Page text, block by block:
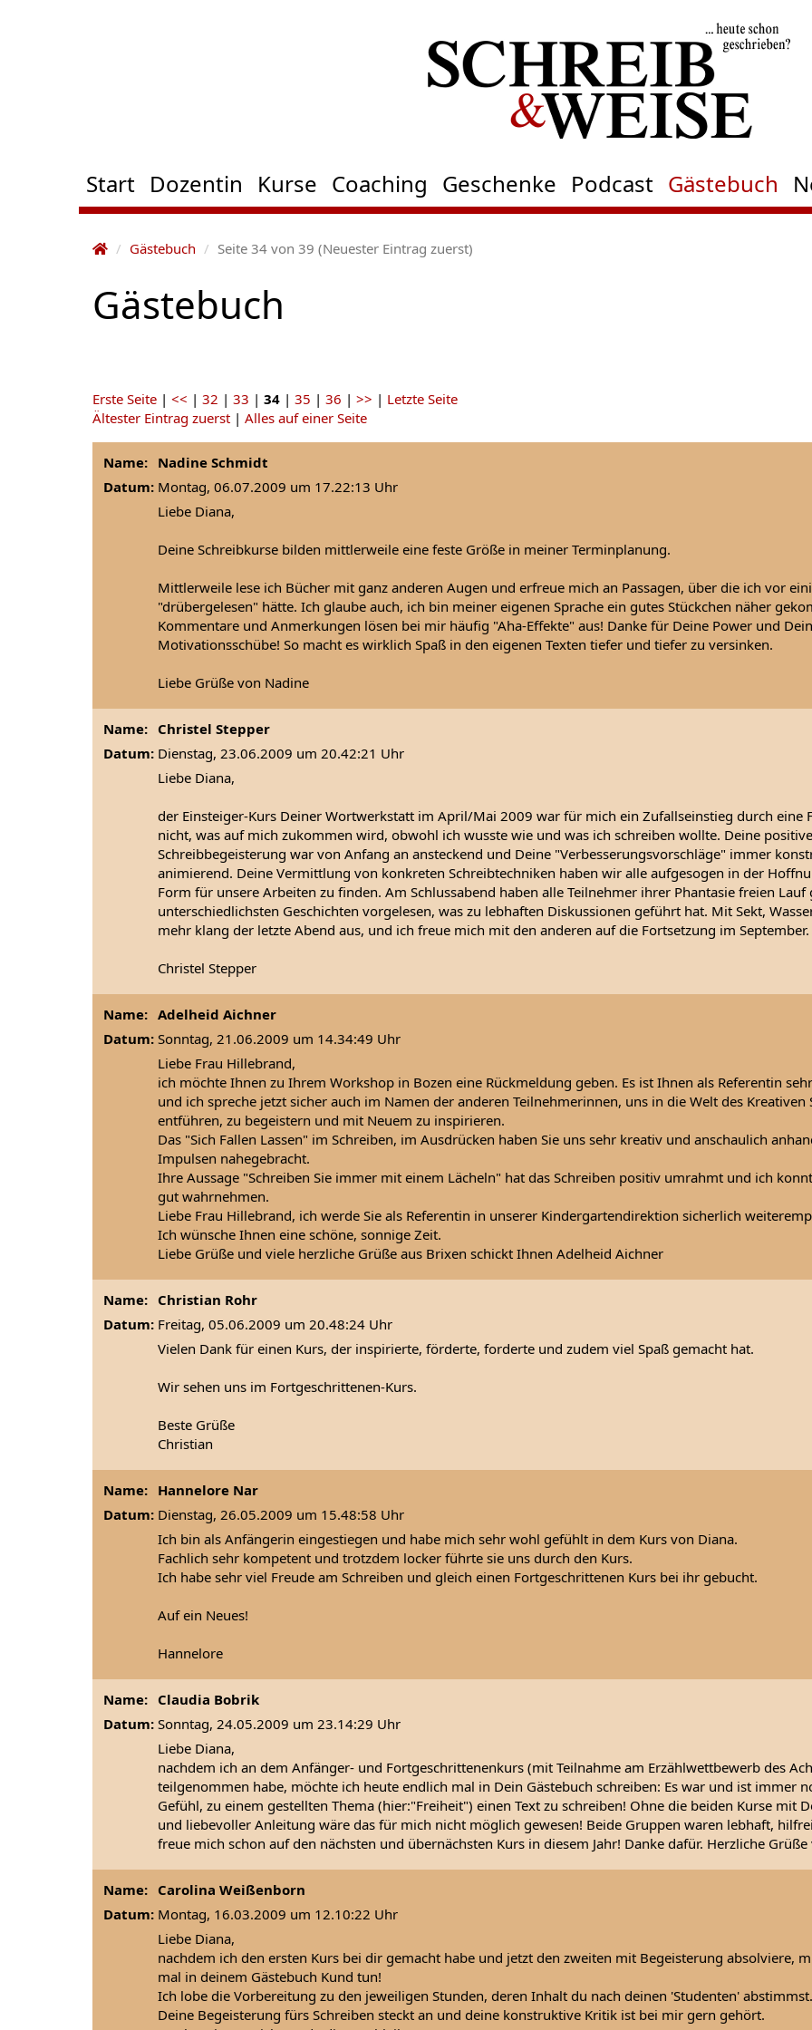
Start Dozentin Kurse Coaching Geschenke Podcast Gästebuch
Gästebuch Seite 34 von 39 (Neuester Eintrag zuerst)
Gästebuch
Erste Seite | << | 32 | 33 | 34 | 35 | 36 | >> | Letzte Seite
Ältester Eintrag zuerst | Alles auf einer Seite
Name: Nadine Schmidt
Datum: Montag, 06.07.2009 um 17.22:13 Uhr
Liebe Diana,
Deine Schreibkurse bilden mittlerweile eine feste Größe in meiner Terminplanung.
Mittlerweile lese ich Bücher mit ganz anderen Augen und erfreue mich an Passagen, über die ich vor
"drübergelesen" hätte. Ich glaube auch, ich bin meiner eigenen Sprache ein gutes Stückchen näher
Kommentare und Anmerkungen lösen bei mir häufig "Aha-Effekte" aus! Danke für Deine Power und
Motivationsschübe! So macht es wirklich Spaß in den eigenen Texten tiefer und tiefer zu versinken.
Liebe Grüße von Nadine
Name: Christel Stepper
Datum: Dienstag, 23.06.2009 um 20.42:21 Uhr
Liebe Diana,
der Einsteiger-Kurs Deiner Wortwerkstatt im April/Mai 2009 war für mich ein Zufallseinstieg durch eine
nicht, was auf mich zukommen wird, obwohl ich wusste wie und was ich schreiben wollte. Deine positive
Schreibbegeisterung war von Anfang an ansteckend und Deine "Verbesserungsvorschläge" immer
animierend. Deine Vermittlung von konkreten Schreibtechniken haben wir alle aufgesogen in der
Form für unsere Arbeiten zu finden. Am Schlussabend haben alle Teilnehmer ihrer Phantasie freien Lauf
unterschiedlichsten Geschichten vorgelesen, was zu lebhaften Diskussionen geführt hat. Mit Sekt,
mehr klang der letzte Abend aus, und ich freue mich mit den anderen auf die Fortsetzung im September.
Christel Stepper
Name: Adelheid Aichner
Datum: Sonntag, 21.06.2009 um 14.34:49 Uhr
Liebe Frau Hillebrand,
ich möchte Ihnen zu Ihrem Workshop in Bozen eine Rückmeldung geben. Es ist Ihnen als Referentin
und ich spreche jetzt sicher auch im Namen der anderen Teilnehmerinnen, uns in die Welt des Kreativen
entführen, zu begeistern und mit Neuem zu inspirieren.
Das "Sich Fallen Lassen" im Schreiben, im Ausdrücken haben Sie uns sehr kreativ und anschaulich
Impulsen nahegebracht.
Ihre Aussage "Schreiben Sie immer mit einem Lächeln" hat das Schreiben positiv umrahmt und ich
gut wahrnehmen.
Liebe Frau Hillebrand, ich werde Sie als Referentin in unserer Kindergartendirektion sicherlich
Ich wünsche Ihnen eine schöne, sonnige Zeit.
Liebe Grüße und viele herzliche Grüße aus Brixen schickt Ihnen Adelheid Aichner
Name: Christian Rohr
Datum: Freitag, 05.06.2009 um 20.48:24 Uhr
Vielen Dank für einen Kurs, der inspirierte, förderte, forderte und zudem viel Spaß gemacht hat.
Wir sehen uns im Fortgeschrittenen-Kurs.
Beste Grüße
Christian
Name: Hannelore Nar
Datum: Dienstag, 26.05.2009 um 15.48:58 Uhr
Ich bin als Anfängerin eingestiegen und habe mich sehr wohl gefühlt in dem Kurs von Diana.
Fachlich sehr kompetent und trotzdem locker führte sie uns durch den Kurs.
Ich habe sehr viel Freude am Schreiben und gleich einen Fortgeschrittenen Kurs bei ihr gebucht.
Auf ein Neues!
Hannelore
Name: Claudia Bobrik
Datum: Sonntag, 24.05.2009 um 23.14:29 Uhr
Liebe Diana,
nachdem ich an dem Anfänger- und Fortgeschrittenenkurs (mit Teilnahme am Erzählwettbewerb des
teilgenommen habe, möchte ich heute endlich mal in Dein Gästebuch schreiben: Es war und ist immer
Gefühl, zu einem gestellten Thema (hier:"Freiheit") einen Text zu schreiben! Ohne die beiden Kurse mit
und liebevoller Anleitung wäre das für mich nicht möglich gewesen! Beide Gruppen waren lebhaft,
freue mich schon auf den nächsten und übernächsten Kurs in diesem Jahr! Danke dafür. Herzliche Grüße
Name: Carolina Weißenborn
Datum: Montag, 16.03.2009 um 12.10:22 Uhr
Liebe Diana,
nachdem ich den ersten Kurs bei dir gemacht habe und jetzt den zweiten mit Begeisterung absolviere,
mal in deinem Gästebuch Kund tun!
Ich lobe die Vorbereitung zu den jeweiligen Stunden, deren Inhalt du nach deinen 'Studenten' abstimmst.
Deine Begeisterung fürs Schreiben steckt an und deine konstruktive Kritik ist bei mir gern gehört.